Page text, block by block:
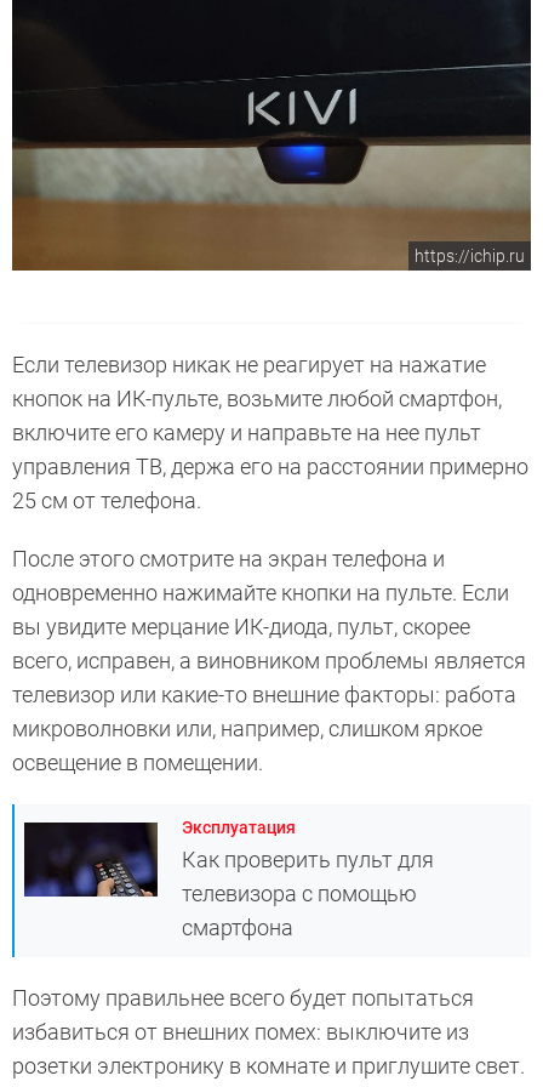
https://ichip.ru
Если телевизор никак не реагирует на нажатие
кнопок на ИК-пульте, возьмите любой смартфон,
включите его камеру и направьте на нее пульт
управления ТВ, держа его на расстоянии примерно
25 см от телефона.
После этого смотрите на экран телефона и
одновременно нажимайте кнопки на пульте. Если
вы увидите мерцание ИК-диода, пульт, скорее
всего, исправен, а виновником проблемы является
телевизор или какие-то внешние факторы: работа
микроволновки или, например, слишком яркое
освещение в помещении.
Эксплуатация
Как проверить пульт для
телевизора с помощью
смартфона
Поэтому правильнее всего будет попытаться
избавиться от внешних помех: выключите из
розетки электронику в комнате и приглушите свет.